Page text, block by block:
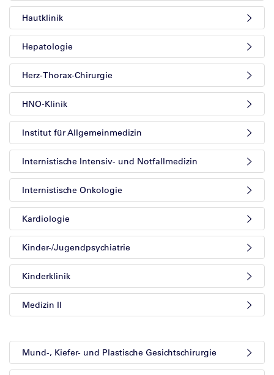
Hautklinik
Hepatologie
Herz-Thorax-Chirurgie
HNO-Klinik
Institut für Allgemeinmedizin
Internistische Intensiv- und Notfallmedizin
Internistische Onkologie
Kardiologie
Kinder-/Jugendpsychiatrie
Kinderklinik
Medizin II
Mund-, Kiefer- und Plastische Gesichtschirurgie